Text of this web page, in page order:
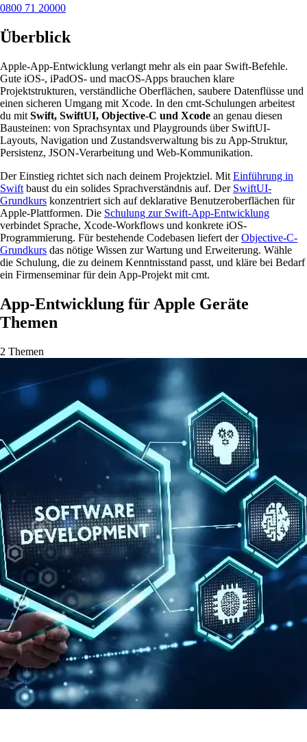
0800 71 20000
Überblick
Apple-App-Entwicklung verlangt mehr als ein paar Swift-Befehle.
Gute iOS-, iPadOS- und macOS-Apps brauchen klare
Projektstrukturen, verständliche Oberflächen, saubere Datenflüsse und
einen sicheren Umgang mit Xcode. In den cmt-Schulungen arbeitest
du mit Swift, SwiftUI, Objective-C und Xcode an genau diesen
Bausteinen: von Sprachsyntax und Playgrounds über SwiftUI-
Layouts, Navigation und Zustandsverwaltung bis zu App-Struktur,
Persistenz, JSON-Verarbeitung und Web-Kommunikation.
Der Einstieg richtet sich nach deinem Projektziel. Mit Einführung in
Swift baust du ein solides Sprachverständnis auf. Der SwiftUI-
Grundkurs konzentriert sich auf deklarative Benutzeroberflächen für
Apple-Plattformen. Die Schulung zur Swift-App-Entwicklung
verbindet Sprache, Xcode-Workflows und konkrete iOS-
Programmierung. Für bestehende Codebasen liefert derObjective-C-
Grundkurs das nötige Wissen zur Wartung und Erweiterung. Wähle
die Schulung, die zu deinem Kenntnisstand passt, und kläre bei Bedarf
ein Firmenseminar für dein App-Projekt mit cmt.
App-Entwicklung für Apple Geräte
Themen
2 Themen